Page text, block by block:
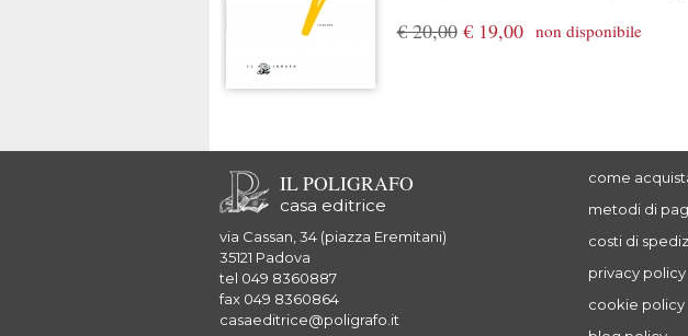
€ 20,00€ 19,00 non disponibile
IL POLIGRAFO
casa editrice
via Cassan, 34 (piazza Eremitani)
35121 Padova
tel 049 8360887
fax 049 8360864
casaeditrice@poligrafo.it
come
metodi di
costi di
privacy policy
cookie policy